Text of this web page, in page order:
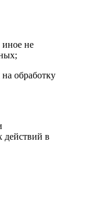
иное не
обработку
действий в